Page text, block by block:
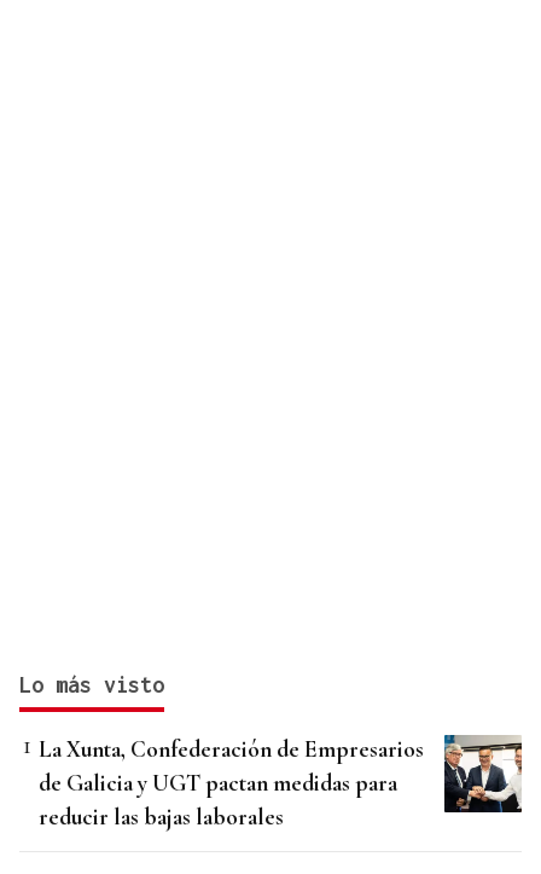
Lo más visto
La Xunta, Confederación de Empresarios
de Galicia y UGT pactan medidas para
reducir las bajas laborales